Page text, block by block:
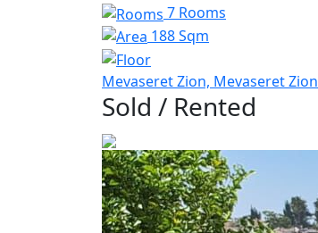
7 Rooms
188 Sqm
Mevaseret Zion, Mevaseret Zion
Sold / Rented